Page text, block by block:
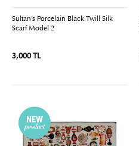
Sultan’s Porcelain Black Twill Silk
Scarf Model 2
3,000 TL